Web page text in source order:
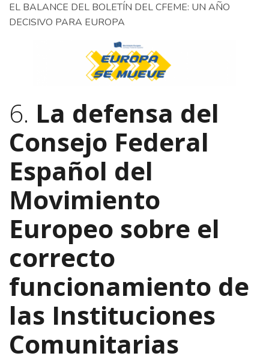
EL BALANCE DEL BOLETÍN DEL CFEME: UN AÑO
DECISIVO PARA EUROPA
6. La defensa del
Consejo Federal
Español del
Movimiento
Europeo sobre el
correcto
funcionamiento de
las Instituciones
Comunitarias